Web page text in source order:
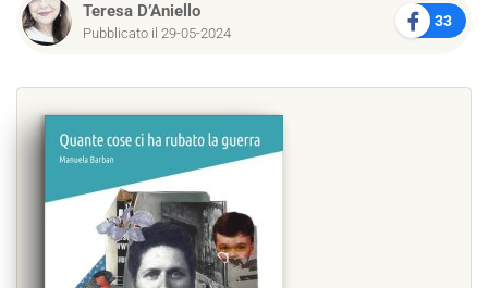
Teresa D’Aniello
Pubblicato il 29-05-2024
33